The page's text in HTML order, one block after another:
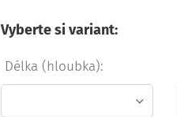
Vyberte si variant:
Délka (hloubka):